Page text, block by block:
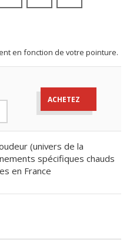
en fonction de votre pointure.
ACHETEZ
(univers de la
spécifiques chauds
en France